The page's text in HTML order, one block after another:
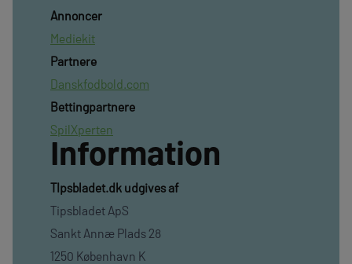
Annoncer
Mediekit
Partnere
Danskfodbold.com
Bettingpartnere
SpilXperten
Information
TIpsbladet.dk udgives af
Tipsbladet ApS
Sankt Annæ Plads 28
1250 København K